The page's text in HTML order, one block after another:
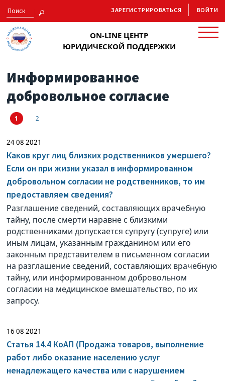
ON-LINE ЦЕНТР
ЮРИДИЧЕСКОЙ ПОДДЕРЖКИ
ЗАРЕГИСТРИРОВАТЬСЯ ВОЙТИ
Информированное
добровольное согласие
1 2
24 08 2021
Каков круг лиц близких родственников умершего?
Если он при жизни указал в информированном
добровольном согласии не родственников, то им
предоставляем сведения?
Разглашение сведений, составляющих врачебную
тайну, после смерти наравне с близкими
родственниками допускается супругу (супруге) или
иным лицам, указанным гражданином или его
законным представителем в письменном согласии
на разглашение сведений, составляющих врачебную
тайну, или информированном добровольном
согласии на медицинское вмешательство, по их
запросу.
16 08 2021
Статья 14.4 КоАП (Продажа товаров, выполнение
работ либо оказание населению услуг
ненадлежащего качества или с нарушением